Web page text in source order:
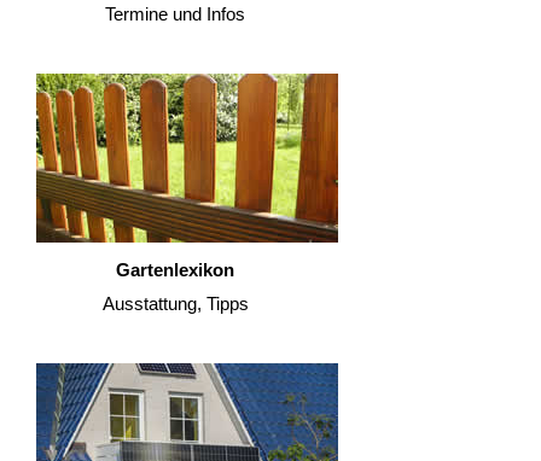
Termine und Infos
Gartenlexikon
Ausstattung, Tipps